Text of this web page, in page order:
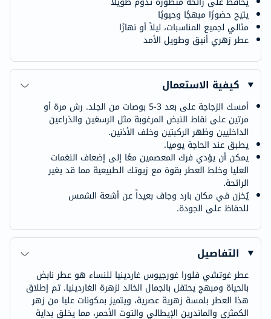
يتيح حضورًا مبهجًا وحيويًا
مثالي لجميع المناسبات، ليلاً أو نهارًا
عطر زهري أنيق وطويل الأمد
كيفية الاستعمال
أمسك الزجاجة على بعد 3-5 بوصات من الجلد. رش مرة أو
مرتين على نقاط النبض المرغوبة مثل الرسغين والذراعين
الداخليين وظهر الركبتين وخلف الأذنين.
يطبق عند الحاجة يوميا.
يمكن أن يؤدي فرك المعصمين معًا إلى إضعاف النغمات
العليا وخلط العطر بقوة مع زيوتك الطبيعية مما قد يغير
الرائحة.
يُخزن في مكان بارد وجاف بعيداً عن أشعة الشمس
للحفاظ على الجودة.
التفاصيل
عطر غوتشي فلورا غورجيوس غاردينيا للنساء هو عطر نابض
بالحياة ومبهج يحتفل بالجمال الخالد لزهرة الغاردينيا. تم إطلاق
هذا العطر بلمسة زهرية عصرية، ويتميز بمكونات عليا من زهر
الكمثرى والماندرين الإيطالي والتوت الأحمر، مما يخلق بداية